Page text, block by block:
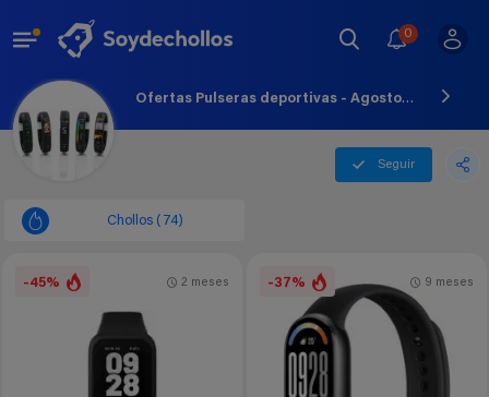
0
Ofertas Pulseras deportivas - Agosto - 2026
Seguir
Chollos (74)
-45% 2 meses -37% 9 meses